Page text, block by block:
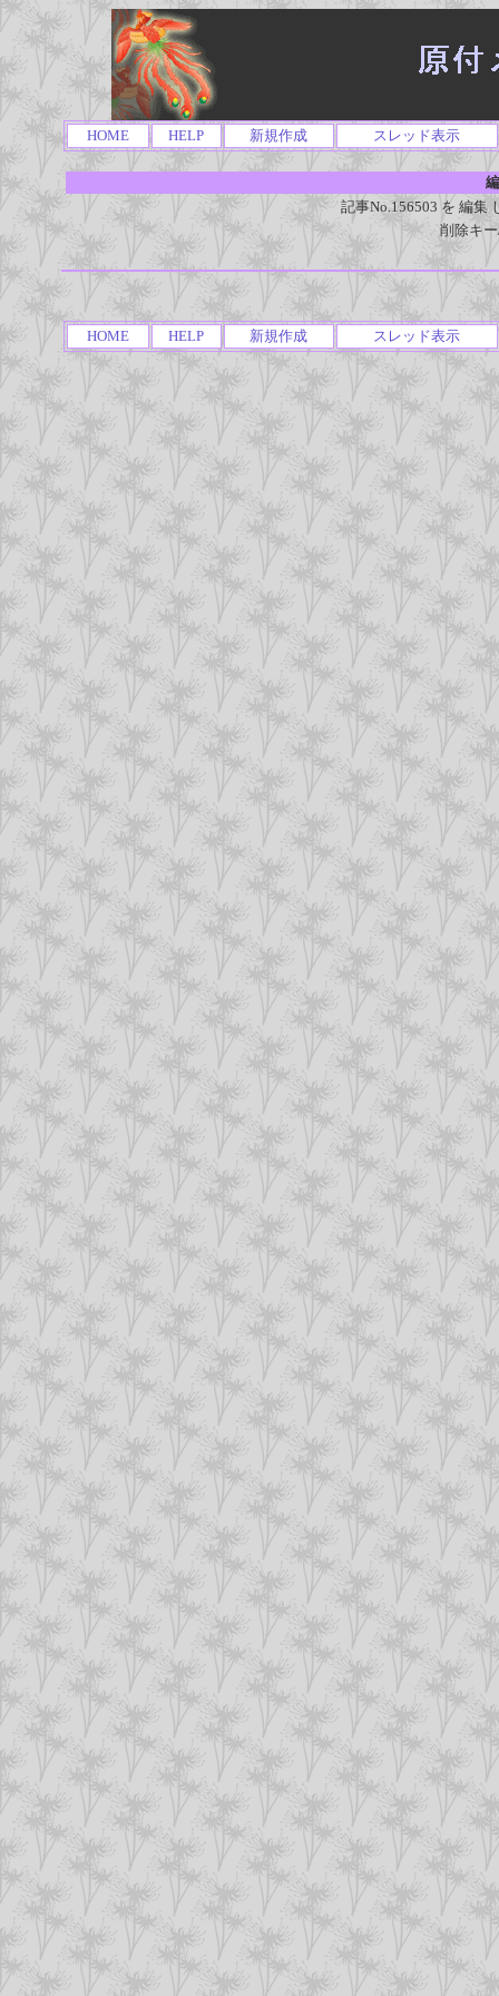
HOME HELP 新規作成 スレッド表示
記事No.156503 を 編集
削除キ
HOME HELP 新規作成 スレッド表示